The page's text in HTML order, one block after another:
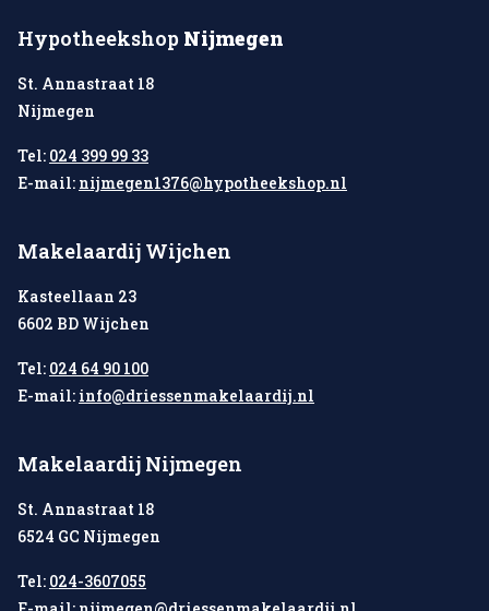
Hypotheekshop Nijmegen
St. Annastraat 18
Nijmegen
Tel: 024 399 99 33
E-mail: nijmegen1376@hypotheekshop.nl
Makelaardij Wijchen
Kasteellaan 23
6602 BD Wijchen
Tel: 024 64 90 100
E-mail: info@driessenmakelaardij.nl
Makelaardij Nijmegen
St. Annastraat 18
6524 GC Nijmegen
Tel: 024-3607055